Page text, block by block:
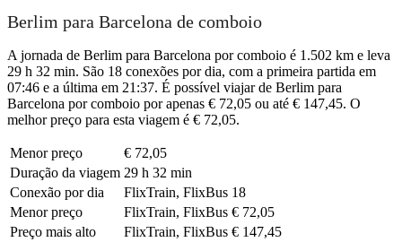
Berlim para Barcelona de comboio
A jornada de Berlim para Barcelona por comboio é 1.502 km e leva
29 h 32 min. São 18 conexões por dia, com a primeira partida em
07:46 e a última em 21:37. É possível viajar de Berlim para
Barcelona por comboio por apenas € 72,05 ou até € 147,45. O
melhor preço para esta viagem é € 72,05.
Menor preço
€ 72,05
Duração da viagem 29 h 32 min
Conexão por dia
FlixTrain, FlixBus 18
Menor preço
FlixTrain, FlixBus € 72,05
Preço mais alto
FlixTrain, FlixBus € 147,45